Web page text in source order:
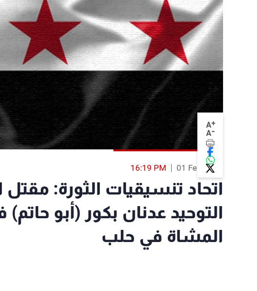
A+
A-
01 Feb 2014
16:19 PM
اتحاد تنسيقيات الثورة: مقتل
التوحيد عدنان بكور (أبو
المشاة في حلب